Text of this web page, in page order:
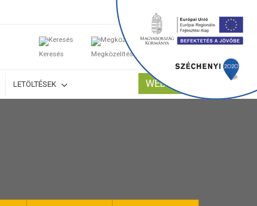
Keresés Megközelítés
0
LETÖLTÉSEK WEBSHOP